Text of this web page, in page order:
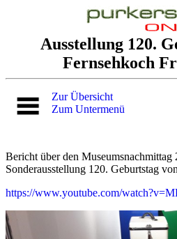
Ausstellung 120.
Fernsehkoch
Zur Übersicht
Zum Untermenü
Bericht über den Museumsnachmittag
Sonderausstellung 120. Geburtstag
https://www.youtube.com/